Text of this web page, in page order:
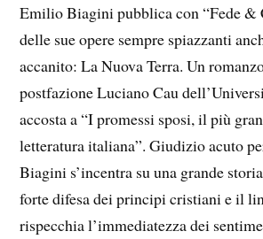
Emilio Biagini pubblica con “Fede &
delle sue opere sempre spiazzanti
accanito: La Nuova Terra. Un
postfazione Luciano Cau
accosta a “I promessi sposi, il più
letteratura italiana”. Giudizio acuto
Biagini s’incentra su una grande
forte difesa dei principi cristiani e il
rispecchia l’immediatezza dei